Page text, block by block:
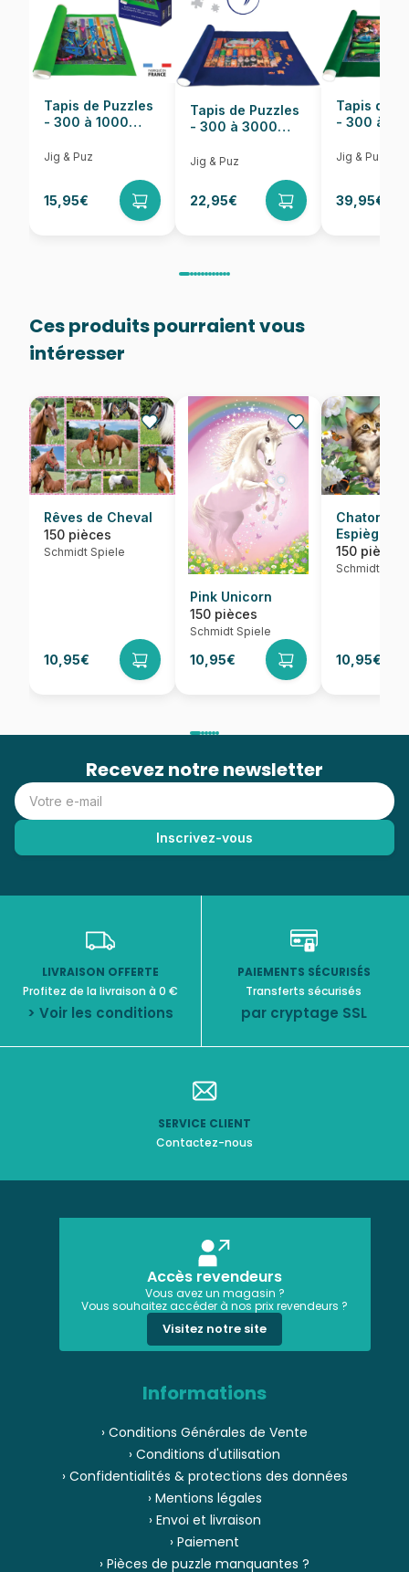
Dimensions 43 x 29 cm
Tapis de Puzzles
- 300 à 1000
Jig & Puz
15,95€
Tapis de Puzzles
- 300 à 3000
Jig & Puz
22,95€
Tapis de
- 300 à
Jig & Puz
39,95€
Ces produits pourraient vous
intéresser
Rêves de Cheval
150 pièces
Schmidt Spiele
10,95€
Pink Unicorn
150 pièces
Schmidt Spiele
10,95€
Chatons
Espiègles
150 pièces
Schmidt
10,95€
Recevez notre newsletter
LIVRAISON OFFERTE
Profitez de la livraison à 0 €
> Voir les conditions
PAIEMENTS SÉCURISÉS
Transferts sécurisés
par cryptage SSL
SERVICE CLIENT
Contactez-nous
Accès revendeurs
Vous avez un magasin ?
Vous souhaitez accéder à nos prix revendeurs ?
Visitez notre site
Informations
› Conditions Générales de Vente
› Conditions d'utilisation
› Confidentialités & protections des données
› Mentions légales
› Envoi et livraison
› Paiement
› Pièces de puzzle manquantes ?